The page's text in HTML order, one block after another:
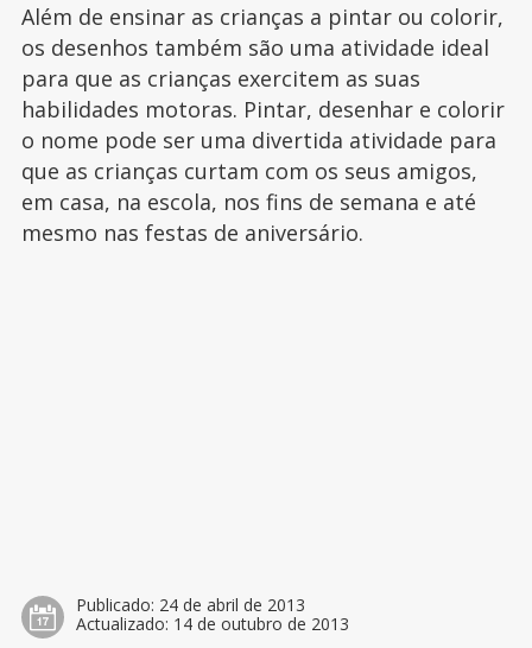
Além de ensinar as crianças a pintar ou colorir,
os desenhos também são uma atividade ideal
para que as crianças exercitem as suas
habilidades motoras. Pintar, desenhar e colorir
o nome pode ser uma divertida atividade para
que as crianças curtam com os seus amigos,
em casa, na escola, nos fins de semana e até
mesmo nas festas de aniversário.
Publicado: 24 de abril de 2013
Actualizado: 14 de outubro de 2013